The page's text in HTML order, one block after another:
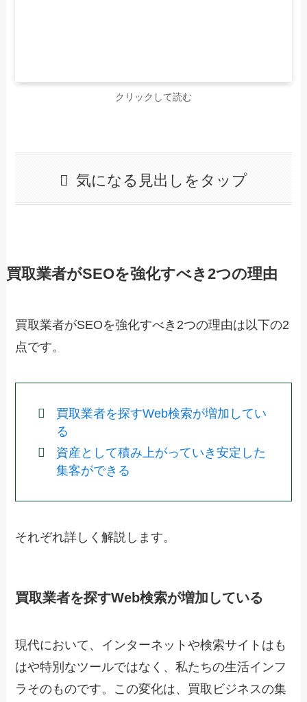
クリックして読む
気になる見出しをタップ
買取業者がSEOを強化すべき2つの理由
買取業者がSEOを強化すべき2つの理由は以下の2
点です。
買取業者を探すWeb検索が増加してい
る
資産として積み上がっていき安定した
集客ができる
それぞれ詳しく解説します。
買取業者を探すWeb検索が増加している
現代において、インターネットや検索サイトはも
はや特別なツールではなく、私たちの生活インフ
ラそのものです。この変化は、買取ビジネスの集